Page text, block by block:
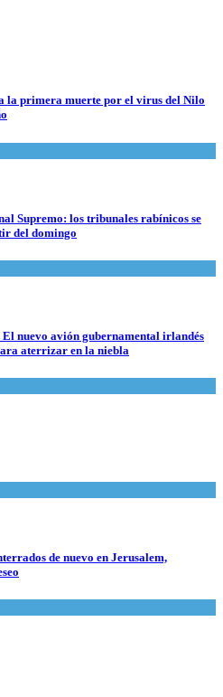
la primera muerte por el virus del Nilo
Supremo: los tribunales rabínicos se
del domingo
nuevo avión gubernamental irlandés
aterrizar en la niebla
de nuevo en Jerusalem,